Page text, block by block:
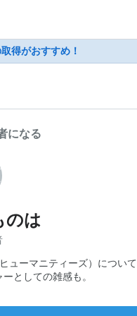
得がおすすめ！
になる
のは
ューマニティーズ）につい
としての雑感も。